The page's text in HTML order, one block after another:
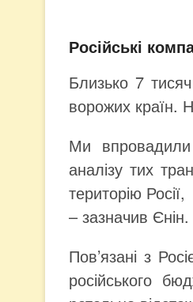
Російські
Близько 7
ворожих країн.
Ми впровадили
аналізу тих
територію Росії,
– зазначив Єнін.
Пов’язані з
російського